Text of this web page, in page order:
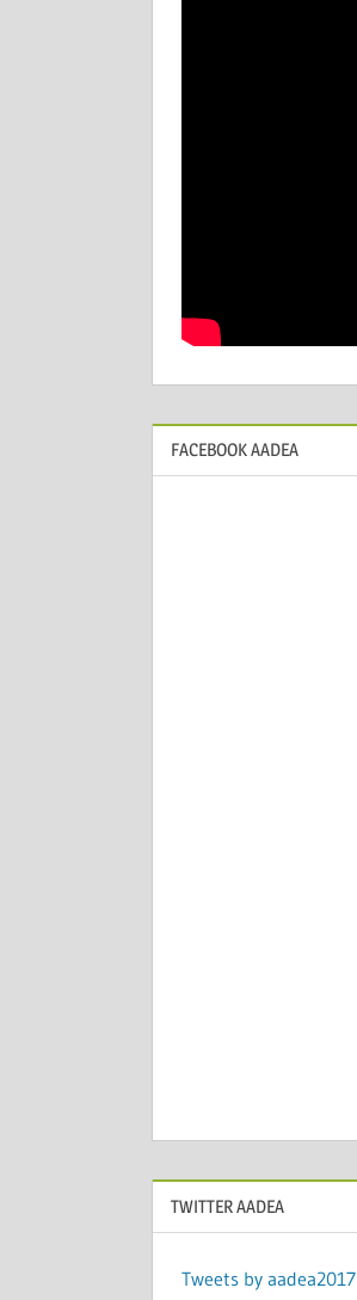
FACEBOOK AADEA
TWITTER AADEA
Tweets by aadea2017